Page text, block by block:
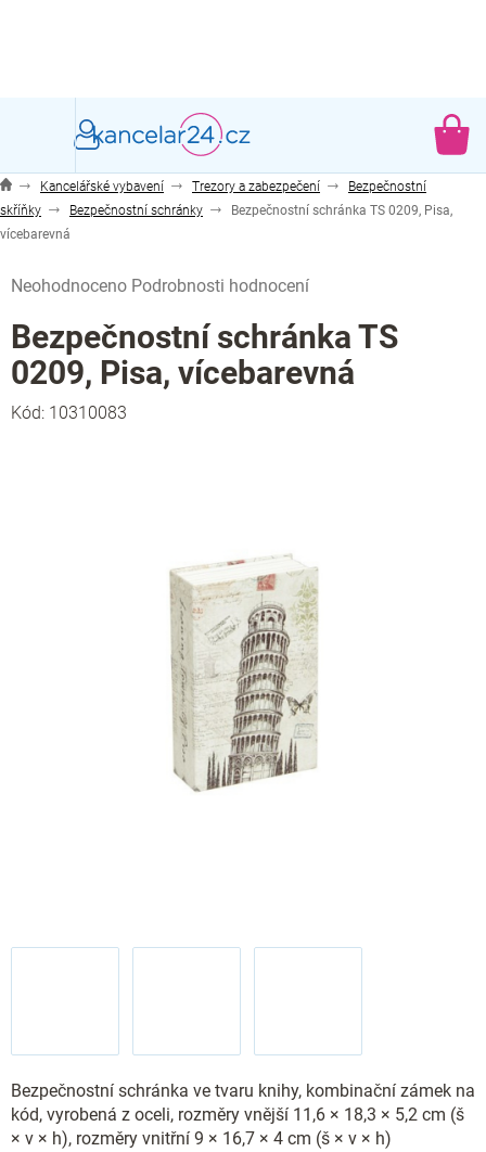
Kancelářské vybavení Trezory a zabezpečení
Bezpečnostní
skříňky
Bezpečnostní schránky
Bezpečnostní schránka TS 0209, Pisa,
vícebarevná
hodnocení
produktu
je
0,0
z
5
Neohodnoceno Podrobnosti hodnocení
Bezpečnostní schránka TS
0209, Pisa, vícebarevná
Kód: 10310083
Bezpečnostní schránka ve tvaru knihy, kombinační zámek na
kód, vyrobená z oceli, rozměry vnější 11,6 × 18,3 × 5,2 cm (š
× v × h), rozměry vnitřní 9 × 16,7 × 4 cm (š × v × h)